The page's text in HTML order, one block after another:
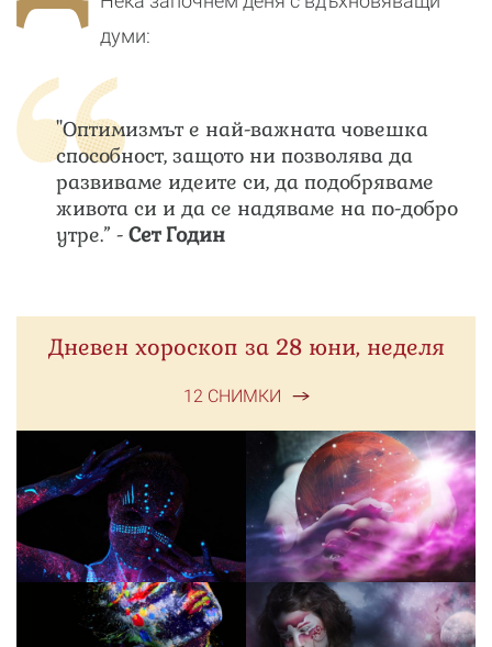
думи:
"Оптимизмът е най-важната човешка
способност, защото ни позволява да
развиваме идеите си, да подобряваме
живота си и да се надяваме на по-добро
утре.” - Сет Годин
Дневен хороскоп за 28 юни, неделя
12 СНИМКИ